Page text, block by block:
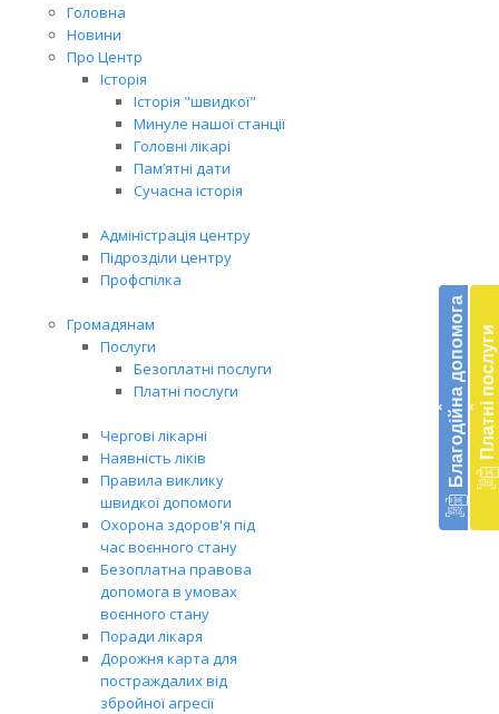
Головна
Новини
Про Центр
Історія
Історія "швидкої"
Минуле нашої станції
Головні лікарі
Пам’ятні дати
Сучасна історія
Адміністрація центру
Підрозділи центру
Профспілка
Громадянам
Послуги
Безоплатні послуги
Платні послуги
Чергові лікарні
Наявність ліків
Правила виклику
швидкої допомоги
Охорона здоров'я під
час воєнного стану
Безоплатна правова
допомога в умовах
воєнного стану
Поради лікаря
Дорожня карта для
постраждалих від
збройної агресії
‹ Благодійна допомога ‹ Платні послуги